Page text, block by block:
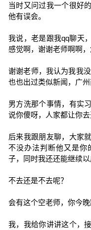
当时又问过我一个很好
他有误会。
我说，老是跟我qq聊天
感觉啊，谢谢老师啊啊
谢谢老师，我认为我我
也也出过类似新闻，广州
男方洗那个事情，有实
说你傻呀，人家都让你
后来我跟朋友聊，大家
不没办法判断他又是你
子，同时我还还能继续
不去还是不去呢？
会有这个空老师，你今晚
我，我给你讲讲这个，